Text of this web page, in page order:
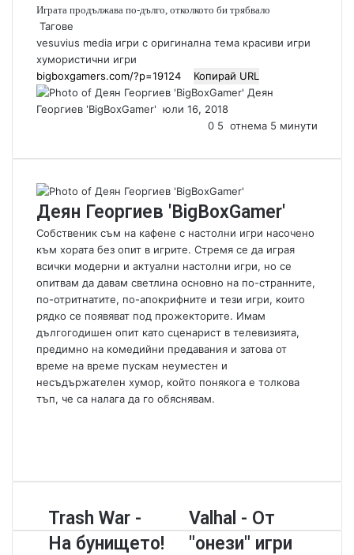
Играта продължава по-дълго, отколкото би трябвало
Тагове
vesuvius media игри с оригинална тема красиви игри
хумористични игри
Копирай URL
Деян
Георгиев 'BigBoxGamer' S
d
n
юли 16, 2018
0 5 отнема 5 минути
Деян Георгиев 'BigBoxGamer'
Собственик съм на кафене с настолни игри насочено
към хората без опит в игрите. Стремя се да играя
всички модерни и актуални настолни игри, но се
опитвам да давам светлина основно на по-странните,
по-отритнатите, по-апокрифните и тези игри, които
рядко се появяват под прожекторите. Имам
дългогодишен опит като сценарист в телевизията,
предимно на комедийни предавания и затова от
време на време пускам неуместен и
несъдържателен хумор, който понякога е толкова
тъп, че са налага да го обяснявам.
ie
o
u
b
T
r
a
Trash War -
На бунището!
V
a
Valhal - От
"онези" игри